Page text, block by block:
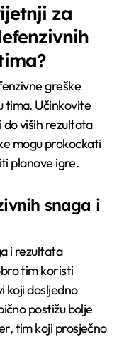
za
greške
tima. Učinkovite
viših rezultata
mogu prokockati
planove igre.
snaga i
i rezultata
tim koristi
koji dosljedno
postižu bolje
tim koji prosječno